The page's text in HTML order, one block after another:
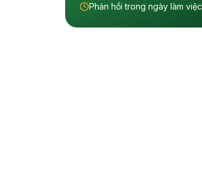
Phản hồi trong ngày làm việc